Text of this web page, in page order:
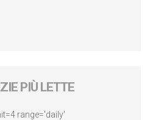
PIÙ LETTE
range='daily'